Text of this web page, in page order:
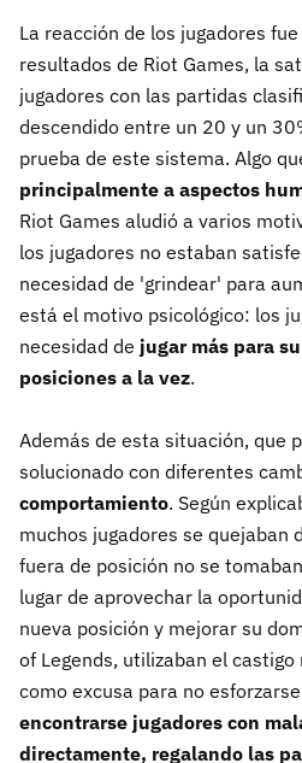
La reacción de los jugadores
resultados de Riot Games, la
jugadores con las partidas
descendido entre un 20 y un
prueba de este sistema. Algo
principalmente a aspectos
Riot Games aludió a varios
los jugadores no estaban
necesidad de 'grindear' para
está el motivo psicológico: los
necesidad de jugar más para
posiciones a la vez.
Además de esta situación, que
solucionado con diferentes
comportamiento. Según
muchos jugadores se quejaban
fuera de posición no se
lugar de aprovechar la
nueva posición y mejorar su
of Legends, utilizaban el
como excusa para no
encontrarse jugadores con
directamente, regalando las